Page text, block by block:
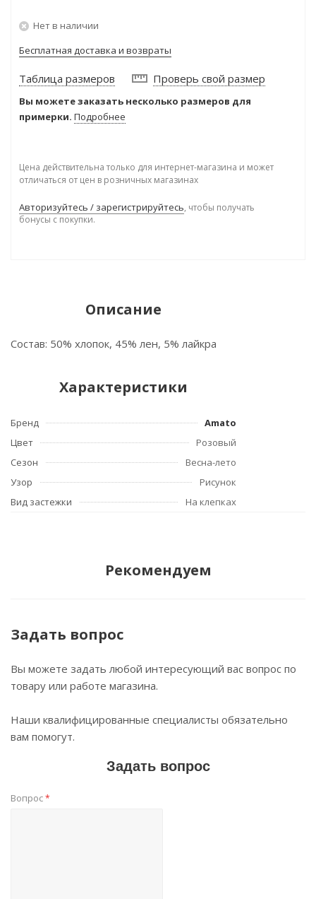
Нет в наличии
Бесплатная доставка и возвраты
Таблица размеров Проверь свой размер
Вы можете заказать несколько размеров для
примерки. Подробнее
Цена действительна только для интернет-магазина и может
отличаться от цен в розничных магазинах
Авторизуйтесь / зарегистрируйтесь, чтобы получать
бонусы с покупки.
Описание
Состав: 50% хлопок, 45% лен, 5% лайкра
Характеристики
Бренд
Amato
Цвет
Розовый
Сезон
Весна-лето
Узор
Рисунок
Вид застежки
На клепках
Рекомендуем
Задать вопрос
Вы можете задать любой интересующий вас вопрос по
товару или работе магазина.
Наши квалифицированные специалисты обязательно
вам помогут.
Задать вопрос
Вопрос*